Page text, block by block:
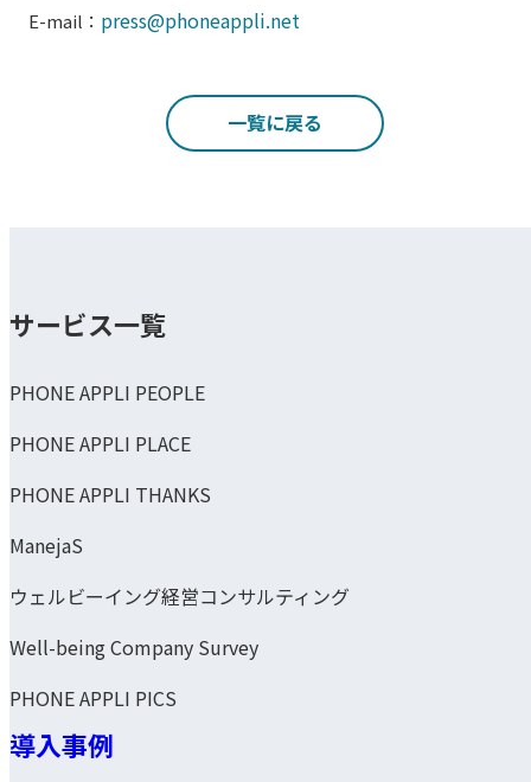
E-mail： press@phoneappli.net
一覧に戻る
サービス一覧
PHONE APPLI PEOPLE
PHONE APPLI PLACE
PHONE APPLI THANKS
ManejaS
ウェルビーイング経営コンサルティング
Well-being Company Survey
PHONE APPLI PICS
導入事例